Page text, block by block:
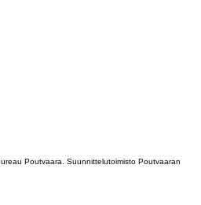
Poutvaara. Suunnittelutoimisto Poutvaaran